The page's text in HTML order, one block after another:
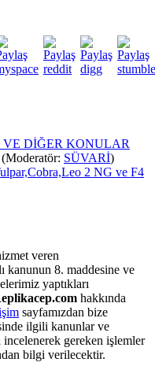
DİĞER KONULAR
(Moderatör: SÜVARİ)
2 NG ve F4
veren
kanunun 8. maddesine ve
yaptıkları
hakkında
sayfamızdan bize
ilgili kanunlar ve
incelenerek gereken işlemler
bilgi verilecektir.